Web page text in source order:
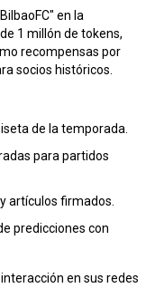
en la
1 millón de tokens,
recompensas por
socios históricos.
de la temporada.
para partidos
artículos firmados.
predicciones con
en sus redes